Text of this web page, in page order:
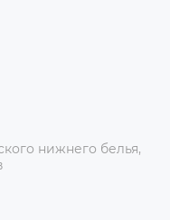
нижнего белья,